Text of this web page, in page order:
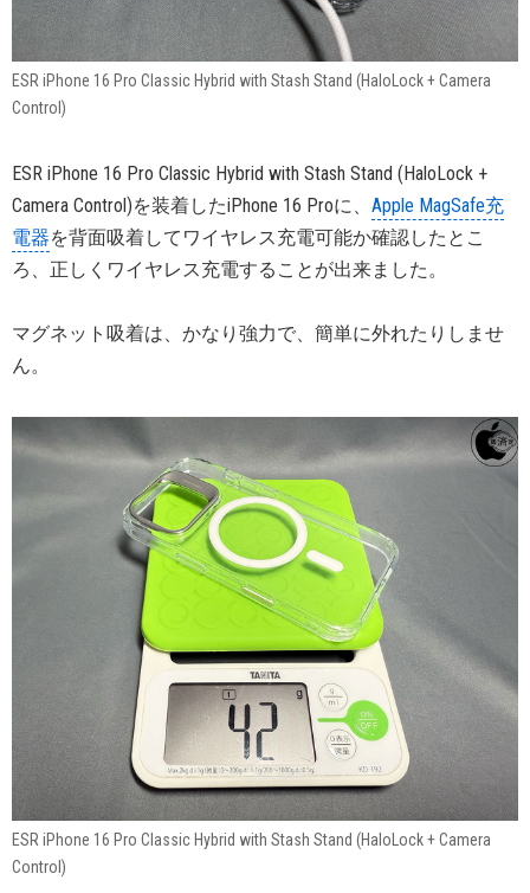
ESR iPhone 16 Pro Classic Hybrid with Stash Stand (HaloLock + Camera
Control)
ESR iPhone 16 Pro Classic Hybrid with Stash Stand (HaloLock +
Camera Control)を装着したiPhone 16 Proに、 Apple MagSafe充
電器を背面吸着してワイヤレス充電可能か確認したとこ
ろ、正しくワイヤレス充電することが出来ました。
マグネット吸着は、かなり強力で、簡単に外れたりしませ
ん。
ESR iPhone 16 Pro Classic Hybrid with Stash Stand (HaloLock + Camera
Control)